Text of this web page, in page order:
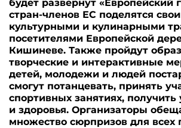
будет развернут «Европейский
стран-членов ЕС поделятся
культурными и кулинарными
посетителями Европейской
Кишиневе. Также пройдут
творческие и интерактивные
детей, молодежи и людей
смогут потанцевать, принять
спортивных занятиях, получить
и здоровья. Организаторы
множество сюрпризов для всех